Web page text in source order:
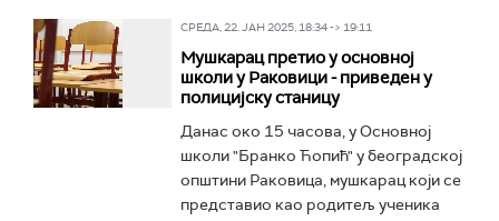
СРЕДА, 22. ЈАН 2025, 18:34 -> 19:11
Мушкарац претио у основној
школи у Раковици - приведен у
полицијску станицу
Данас око 15 часова, у Основној
школи "Бранко Ћопић" у београдској
општини Раковица, мушкарац који се
представио као родитељ ученика